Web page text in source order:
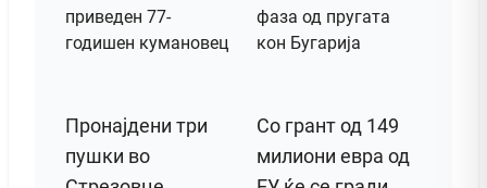
Пронајдени три
пушки во
Со грант од 149
милиони евра од